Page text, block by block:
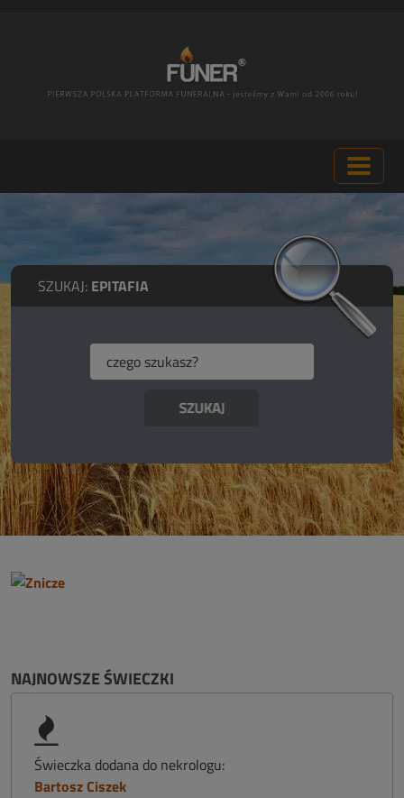
SZUKAJ: EPITAFIA
NAJNOWSZE ŚWIECZKI
Świeczka dodana do nekrologu:
Bartosz Ciszek